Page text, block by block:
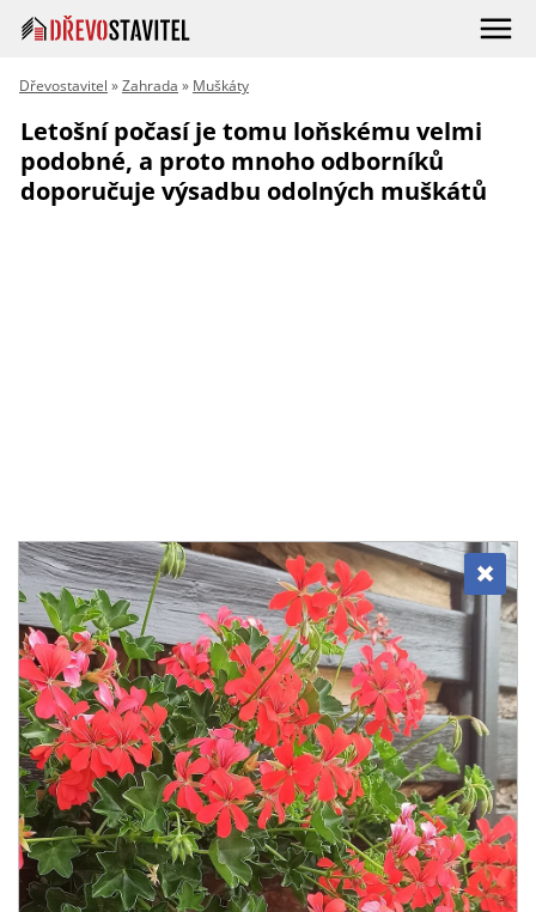
Dřevostavitel »Zahrada » Muškáty
Letošní počasí je tomu loňskému velmi
podobné, a proto mnoho odborníků
doporučuje výsadbu odolných muškátů